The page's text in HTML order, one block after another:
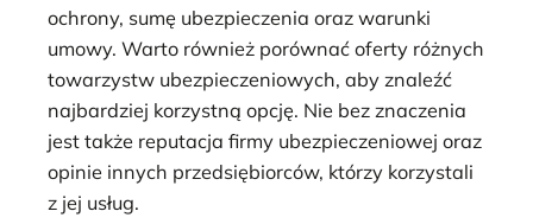
ochrony, sumę ubezpieczenia oraz warunki
umowy. Warto również porównać oferty różnych
towarzystw ubezpieczeniowych, aby znaleźć
najbardziej korzystną opcję. Nie bez znaczenia
jest także reputacja firmy ubezpieczeniowej oraz
opinie innych przedsiębiorców, którzy korzystali
z jej usług.